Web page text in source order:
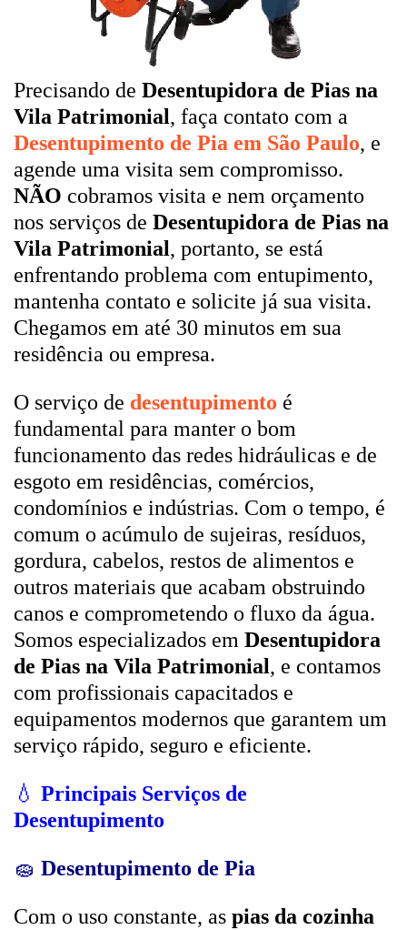
Precisando de Desentupidora de Pias na
Vila Patrimonial, faça contato com a
Desentupimento de Pia em São Paulo, e
agende uma visita sem compromisso.
NÃO cobramos visita e nem orçamento
nos serviços de Desentupidora de Pias na
Vila Patrimonial, portanto, se está
enfrentando problema com entupimento,
mantenha contato e solicite já sua visita.
Chegamos em até 30 minutos em sua
residência ou empresa.
O serviço de desentupimento é
fundamental para manter o bom
funcionamento das redes hidráulicas e de
esgoto em residências, comércios,
condomínios e indústrias. Com o tempo, é
comum o acúmulo de sujeiras, resíduos,
gordura, cabelos, restos de alimentos e
outros materiais que acabam obstruindo
canos e comprometendo o fluxo da água.
Somos especializados em Desentupidora
de Pias na Vila Patrimonial, e contamos
com profissionais capacitados e
equipamentos modernos que garantem um
serviço rápido, seguro e eficiente.
💧 Principais Serviços de
Desentupimento
🧽 Desentupimento de Pia
Com o uso constante, as pias da cozinha